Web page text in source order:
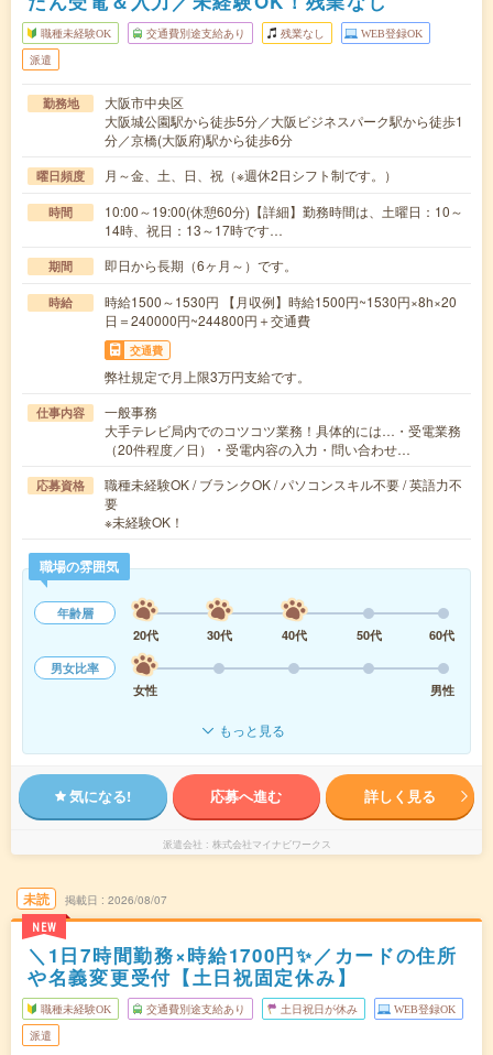
職種未経験OK 交通費別途支給あり 残業なし WEB登録OK
派遣
勤務地
大阪市中央区
大阪城公園駅から徒歩5分／大阪ビジネスパーク駅から徒歩1
分／京橋(大阪府)駅から徒歩6分
曜日頻度 月～金、土、日、祝（※週休2日シフト制です。）
時間
10:00～19:00(休憩60分)【詳細】勤務時間は、土曜日：10～
14時、祝日：13～17時です…
期間 即日から長期（6ヶ月～）です。
時給
時給1500～1530円 【月収例】時給1500円~1530円×8h×20
日＝240000円~244800円＋交通費
交通費
弊社規定で月上限3万円支給です。
仕事内容
一般事務
大手テレビ局内でのコツコツ業務！具体的には…・受電業務
（20件程度／日）・受電内容の入力・問い合わせ…
応募資格
職種未経験OK / ブランクOK / パソコンスキル不要 / 英語力不
要
※未経験OK！
職場の雰囲気
年齢層
20代
30代 40代 50代
60代
男女比率
女性
男性
もっと見る
気になる! 応募へ進む 詳しく見る
派遣会社 株式会社マイナビワークス
未読
NEW
掲載日 2026/08/07
＼1日7時間勤務×時給1700円✨／カードの住所
や名義変更受付【土日祝固定休み】
職種未経験OK 交通費別途支給あり 土日祝日が休み WEB登録OK
派遣